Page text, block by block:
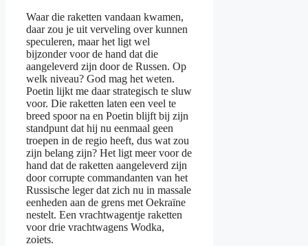
Waar die raketten vandaan kwamen,
daar zou je uit verveling over kunnen
speculeren, maar het ligt wel
bijzonder voor de hand dat die
aangeleverd zijn door de Russen. Op
welk niveau? God mag het weten.
Poetin lijkt me daar strategisch te sluw
voor. Die raketten laten een veel te
breed spoor na en Poetin blijft bij zijn
standpunt dat hij nu eenmaal geen
troepen in de regio heeft, dus wat zou
zijn belang zijn? Het ligt meer voor de
hand dat de raketten aangeleverd zijn
door corrupte commandanten van het
Russische leger dat zich nu in massale
eenheden aan de grens met Oekraïne
nestelt. Een vrachtwagentje raketten
voor drie vrachtwagens Wodka,
zoiets.